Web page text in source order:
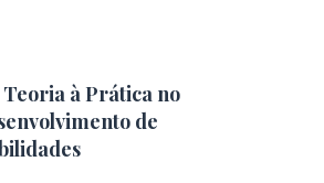
à Prática no
de